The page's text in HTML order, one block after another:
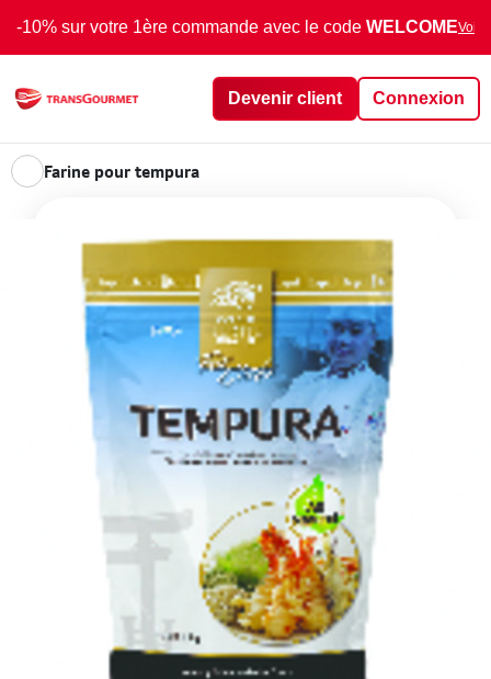
-10% sur votre 1ère commande avec le code WELCOMEVoir
Devenir client Connexion
Farine pour tempura